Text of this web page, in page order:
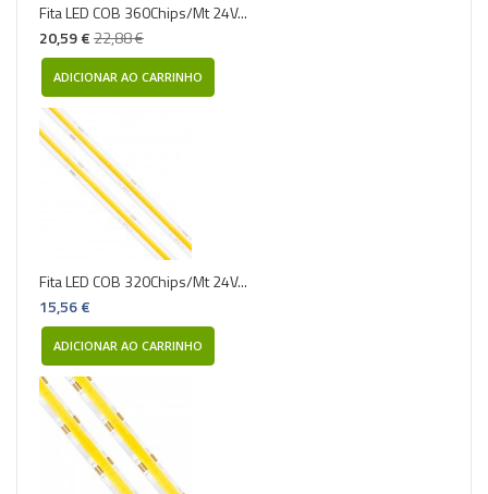
Fita LED COB 360Chips/Mt 24V...
20,59 €22,88 €
ADICIONAR AO CARRINHO
Fita LED COB 320Chips/Mt 24V...
15,56 €
ADICIONAR AO CARRINHO